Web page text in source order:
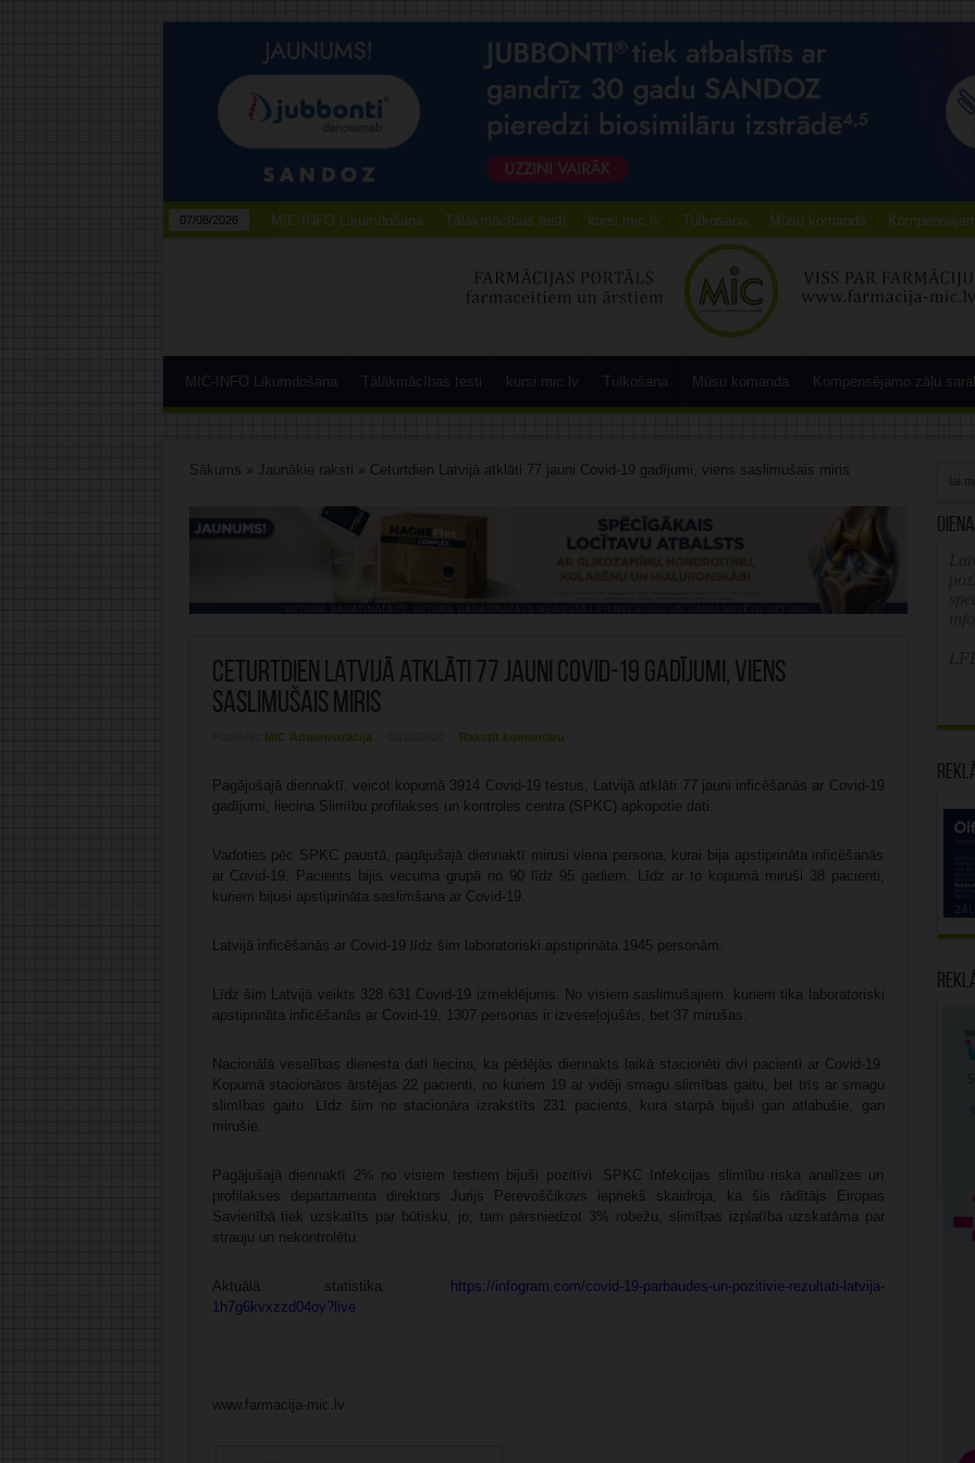
07/08/2026 MIC-INFO Likumdošana Tālākmācības testi kursi.mic.lv Tulkošana Mūsu komanda
MIC-INFO Likumdošana Tālākmācības testi kursi.mic.lv Tulkošana Mūsu komanda Kompensējamo zāļu
Sākums » Jaunākie raksti » Ceturtdien Latvijā atklāti 77 jauni Covid-19 gadījumi, viens saslimušais miris
Ceturtdien Latvijā atklāti 77 jauni Covid-19 gadījumi, viens
saslimušais miris
MIC Administrācija Rakstīt komentāru
Pagājušajā diennaktī, veicot kopumā 3914 Covid-19 testus, Latvijā atklāti 77 jauni inficēšanās ar Covid-19
gadījumi, liecina Slimību profilakses un kontroles centra (SPKC) apkopotie dati.
Vadoties pēc SPKC paustā, pagājušajā diennaktī mirusi viena persona, kurai bija apstiprināta inficēšanās
ar Covid-19. Pacients bijis vecuma grupā no 90 līdz 95 gadiem. Līdz ar to kopumā miruši 38 pacienti,
kuriem bijusi apstiprināta saslimšana ar Covid-19.
Latvijā inficēšanās ar Covid-19 līdz šim laboratoriski apstiprināta 1945 personām.
Līdz šim Latvijā veikts 328 631 Covid-19 izmeklējums. No visiem saslimušajiem, kuriem tika laboratoriski
apstiprināta inficēšanās ar Covid-19, 1307 personas ir izveseļojušās, bet 37 mirušas.
Nacionālā veselības dienesta dati liecina, ka pēdējās diennakts laikā stacionēti divi pacienti ar Covid-19.
Kopumā stacionāros ārstējas 22 pacienti, no kuriem 19 ar vidēji smagu slimības gaitu, bet trīs ar smagu
slimības gaitu. Līdz šim no stacionāra izrakstīts 231 pacients, kura starpā bijuši gan atlabušie, gan
mirušie.
Pagājušajā diennaktī 2% no visiem testiem bijuši pozitīvi. SPKC Infekcijas slimību riska analīzes un
profilakses departamenta direktors Jurijs Perevoščikovs iepriekš skaidroja, ka šis rādītājs Eiropas
Savienībā tiek uzskatīts par būtisku, jo, tam pārsniedzot 3% robežu, slimības izplatība uzskatāma par
strauju un nekontrolētu.
Aktuālā statistika:
https://infogram.com/covid-19-parbaudes-un-pozitivie-rezultati-latvija-
1h7g6kvxzzd04oy?live
www.farmacija-mic.lv